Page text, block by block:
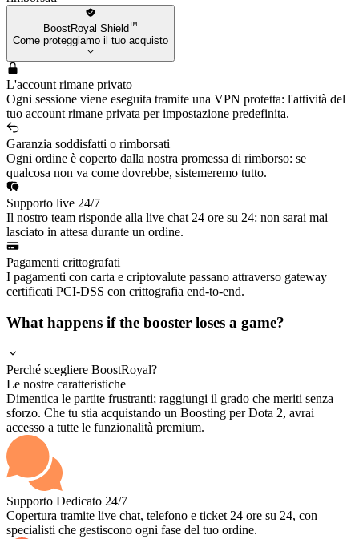
BoostRoyal Shield™
Come proteggiamo il tuo acquisto
L'account rimane privato
Ogni sessione viene eseguita tramite una VPN protetta: l'attività del
tuo account rimane privata per impostazione predefinita.
Garanzia soddisfatti o rimborsati
Ogni ordine è coperto dalla nostra promessa di rimborso: se
qualcosa non va come dovrebbe, sistemeremo tutto.
Supporto live 24/7
Il nostro team risponde alla live chat 24 ore su 24: non sarai mai
lasciato in attesa durante un ordine.
Pagamenti crittografati
I pagamenti con carta e criptovalute passano attraverso gateway
certificati PCI-DSS con crittografia end-to-end.
What happens if the booster loses a game?
Perché scegliere BoostRoyal?
Le nostre caratteristiche
Dimentica le partite frustranti; raggiungi il grado che meriti senza
sforzo. Che tu stia acquistando un Boosting per Dota 2, avrai
accesso a tutte le funzionalità premium.
Supporto Dedicato 24/7
Copertura tramite live chat, telefono e ticket 24 ore su 24, con
specialisti che gestiscono ogni fase del tuo ordine.